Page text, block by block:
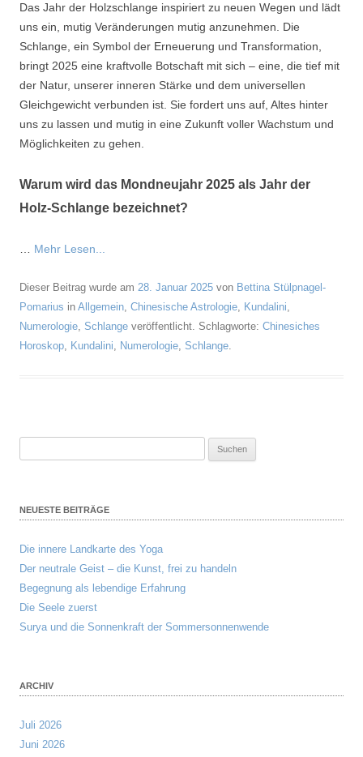
Das Jahr der Holzschlange inspiriert zu neuen Wegen und lädt
uns ein, mutig Veränderungen mutig anzunehmen. Die
Schlange, ein Symbol der Erneuerung und Transformation,
bringt 2025 eine kraftvolle Botschaft mit sich – eine, die tief mit
der Natur, unserer inneren Stärke und dem universellen
Gleichgewicht verbunden ist. Sie fordert uns auf, Altes hinter
uns zu lassen und mutig in eine Zukunft voller Wachstum und
Möglichkeiten zu gehen.
Warum wird das Mondneujahr 2025 als Jahr der
Holz-Schlange bezeichnet?
Mehr Lesen...
Dieser Beitrag wurde am 28. Januar 2025 von Bettina Stülpnagel-
Pomarius in Allgemein, Chinesische Astrologie, Kundalini,
Numerologie, Schlange veröffentlicht. Schlagworte: Chinesiches
Horoskop, Kundalini, Numerologie, Schlange.
NEUESTE BEITRÄGE
Die innere Landkarte des Yoga
Der neutrale Geist – die Kunst, frei zu handeln
Begegnung als lebendige Erfahrung
Die Seele zuerst
Surya und die Sonnenkraft der Sommersonnenwende
ARCHIV
Juli 2026
Juni 2026